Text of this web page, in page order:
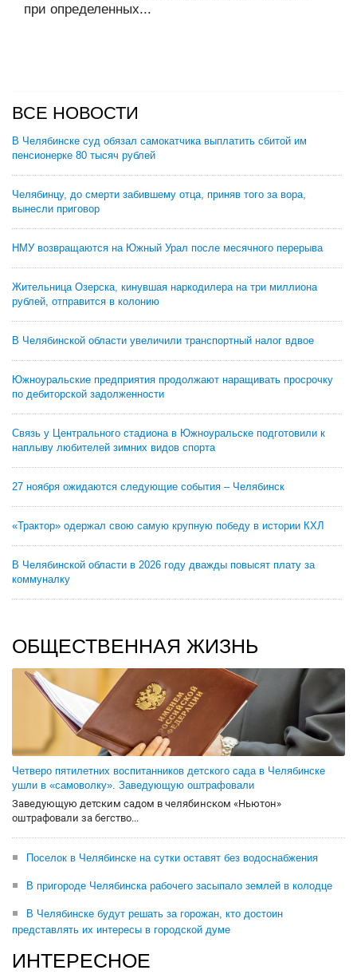
при определенных...
ВСЕ НОВОСТИ
В Челябинске суд обязал самокатчика выплатить сбитой им
пенсионерке 80 тысяч рублей
Челябинцу, до смерти забившему отца, приняв того за вора,
вынесли приговор
НМУ возвращаются на Южный Урал после месячного перерыва
Жительница Озерска, кинувшая наркодилера на три миллиона
рублей, отправится в колонию
В Челябинской области увеличили транспортный налог вдвое
Южноуральские предприятия продолжают наращивать просрочку
по дебиторской задолженности
Связь у Центрального стадиона в Южноуральске подготовили к
наплыву любителей зимних видов спорта
27 ноября ожидаются следующие события – Челябинск
«Трактор» одержал свою самую крупную победу в истории КХЛ
В Челябинской области в 2026 году дважды повысят плату за
коммуналку
ОБЩЕСТВЕННАЯ ЖИЗНЬ
Четверо пятилетних воспитанников детского сада в Челябинске
ушли в «самоволку». Заведующую оштрафовали
Заведующую детским садом в челябинском «Ньютон»
оштрафовали за бегство...
Поселок в Челябинске на сутки оставят без водоснабжения
В пригороде Челябинска рабочего засыпало землей в колодце
В Челябинске будут решать за горожан, кто достоин
представлять их интересы в городской думе
ИНТЕРЕСНОЕ